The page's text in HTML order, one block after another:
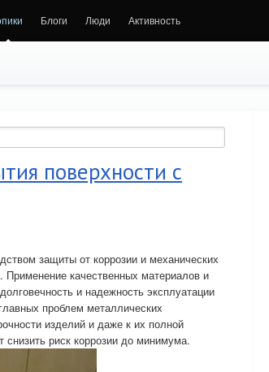
Блоги Люди Активность
поверхности с
защиты от коррозии и механических
Применение качественных материалов и
и надежность эксплуатации
проблем металлических
изделий и даже к их полной
снизить риск коррозии до минимума.